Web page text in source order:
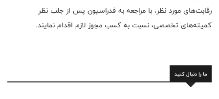
رقابت‌های مورد نظر، با مراجعه به فدراسیون پس از جلب نظر
کمیته‌های تخصصی، نسبت به کسب مجوز لازم اقدام نمایند.
ما را دنبال کنید